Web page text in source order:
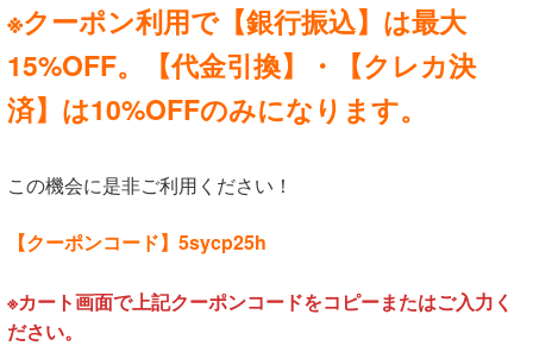
※クーポン利用で【銀行振込】は最大
15%OFF。【代金引換】・【クレカ決
済】は10%OFFのみになります。
この機会に是非ご利用ください！
【クーポンコード】5sycp25h
※カート画面で上記クーポンコードをコピーまたはご入力く
ださい。